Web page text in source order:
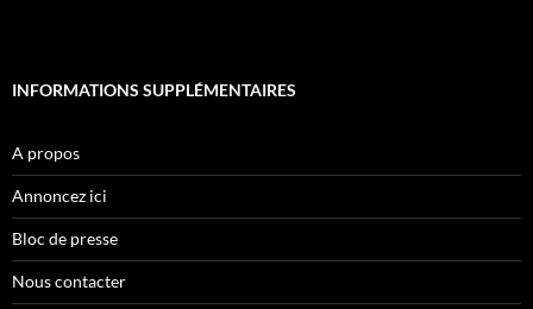
INFORMATIONS SUPPLÉMENTAIRES
A propos
Annoncez ici
Bloc de presse
Nous contacter